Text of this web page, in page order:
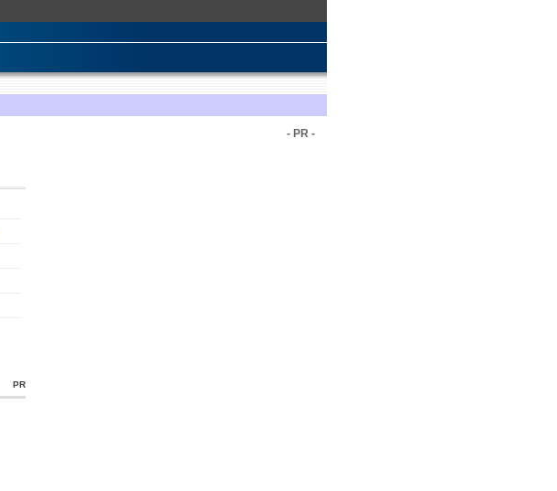
PR
- PR -